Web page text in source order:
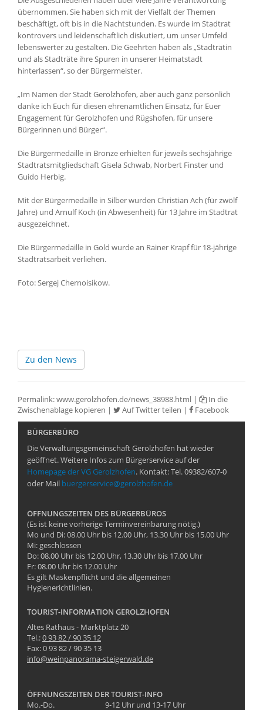
übernommen. Sie haben sich mit der Vielfalt der Themen
beschäftigt, oft bis in die Nachtstunden. Es wurde im Stadtrat
kontrovers und leidenschaftlich diskutiert, um unser Umfeld
lebenswerter zu gestalten. Die Geehrten haben als „Stadträtin
und als Stadträte ihre Spuren in unserer Heimatstadt
hinterlassen“, so der Bürgermeister.
„Im Namen der Stadt Gerolzhofen, aber auch ganz persönlich
danke ich Euch für diesen ehrenamtlichen Einsatz, für Euer
Engagement für Gerolzhofen und Rügshofen, für unsere
Bürgerinnen und Bürger“.
Die Bürgermedaille in Bronze erhielten für jeweils sechsjährige
Stadtratsmitgliedschaft Gisela Schwab, Norbert Finster und
Guido Herbig.
Mit der Bürgermedaille in Silber wurden Christian Ach (für zwölf
Jahre) und Arnulf Koch (in Abwesenheit) für 13 Jahre im Stadtrat
ausgezeichnet.
Die Bürgermedaille in Gold wurde an Rainer Krapf für 18-jährige
Stadtratsarbeit verliehen.
Foto: Sergej Chernoisikow.
Zu den News
Permalink:www.gerolzhofen.de/news_38988.html |
In die
Zwischenablage kopieren | Auf Twitter teilen | Facebook
BÜRGERBÜRO
Die Verwaltungsgemeinschaft Gerolzhofen hat wieder
geöffnet. Weitere Infos zum Bürgerservice auf der
Homepage der VG Gerolzhofen. Kontakt: Tel. 09382/607-0
oder Mail buergerservice@gerolzhofen.de
ÖFFNUNGSZEITEN DES BÜRGERBÜROS
(Es ist keine vorherige Terminvereinbarung nötig.)
Mo und Di: 08.00 Uhr bis 12.00 Uhr, 13.30 Uhr bis 15.00 Uhr
Mi: geschlossen
Do: 08.00 Uhr bis 12.00 Uhr, 13.30 Uhr bis 17.00 Uhr
Fr: 08.00 Uhr bis 12.00 Uhr
Es gilt Maskenpflicht und die allgemeinen
Hygienerichtlinien.
TOURIST-INFORMATION GEROLZHOFEN
Altes Rathaus - Marktplatz 20
Tel.:0 93 82 / 90 35 12
Fax: 0 93 82 / 90 35 13
info@weinpanorama-steigerwald.de
ÖFFNUNGSZEITEN DER TOURIST-INFO
Mo.-Do.
9-12 Uhr und 13-17 Uhr